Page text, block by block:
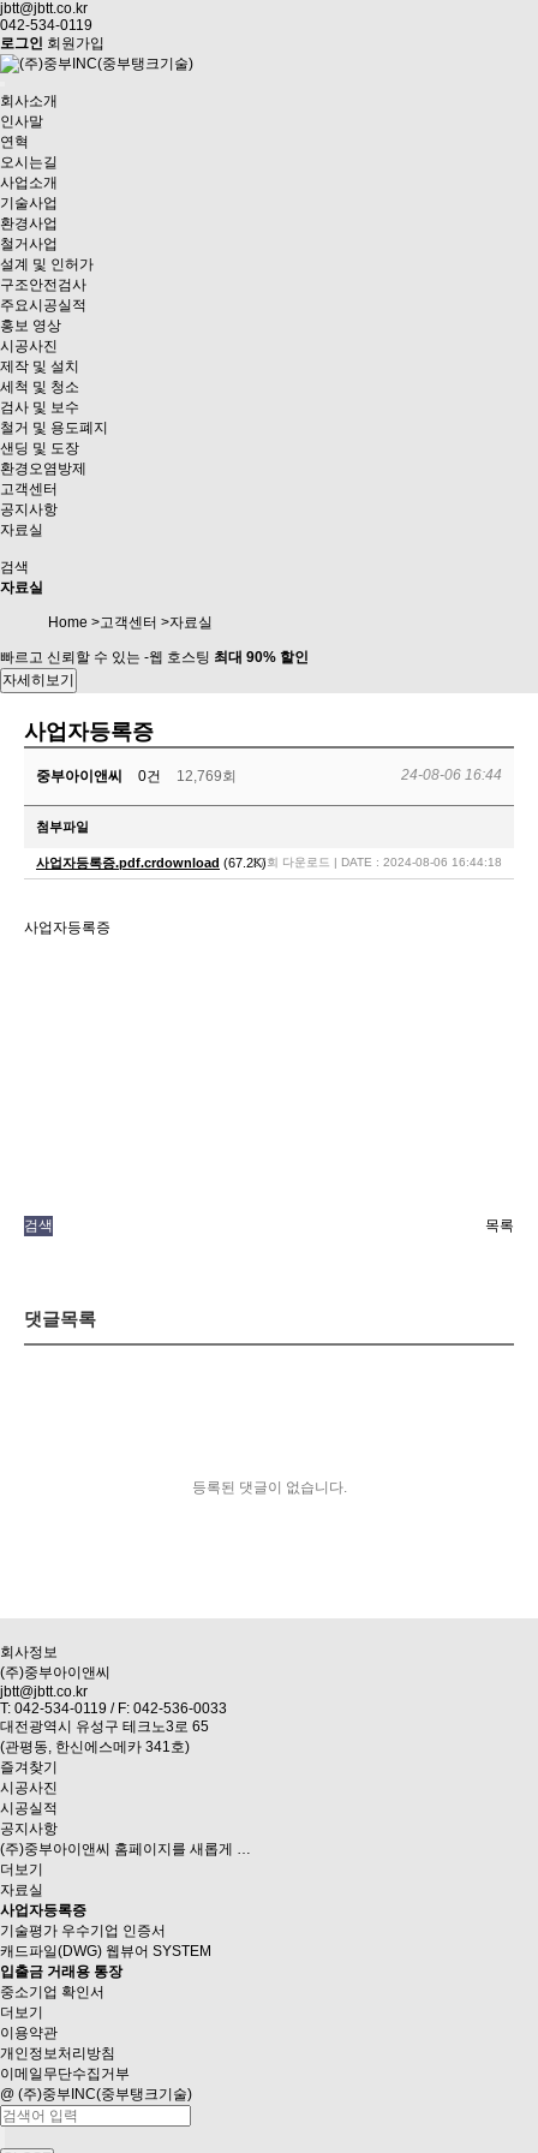
jbtt@jbtt.co.kr
042-534-0119
로그인 회원가입
회사소개
인사말
연혁
오시는길
사업소개
기술사업
환경사업
철거사업
설계 및 인허가
구조안전검사
주요시공실적
홍보 영상
시공사진
제작 및 설치
세척 및 청소
검사 및 보수
철거 및 용도폐지
샌딩 및 도장
환경오염방제
고객센터
공지사항
자료실
검색
자료실
Home >고객센터 >자료실
빠르고 신뢰할 수 있는 -웹 호스팅 최대 90% 할인
자세히보기
사업자등록증
중부아이앤씨 0건 12,769회 24-08-06 16:44
첨부파일
사업자등록증.pdf.crdownload (67.2K)27회 다운로드 | DATE : 2024-08-06 16:44:18
사업자등록증
검색 목록
댓글목록
등록된 댓글이 없습니다.
회사정보
(주)중부아이앤씨
jbtt@jbtt.co.kr
T: 042-534-0119 / F: 042-536-0033
대전광역시 유성구 테크노3로 65
(관평동, 한신에스메카 341호)
즐겨찾기
시공사진
시공실적
공지사항
(주)중부아이앤씨 홈페이지를 새롭게 …
더보기
자료실
사업자등록증
기술평가 우수기업 인증서
캐드파일(DWG) 웹뷰어 SYSTEM
입출금 거래용 통장
중소기업 확인서
더보기
이용약관
개인정보처리방침
이메일무단수집거부
@ (주)중부INC(중부탱크기술)